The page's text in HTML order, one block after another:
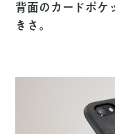
背面のカードポケ
きさ。